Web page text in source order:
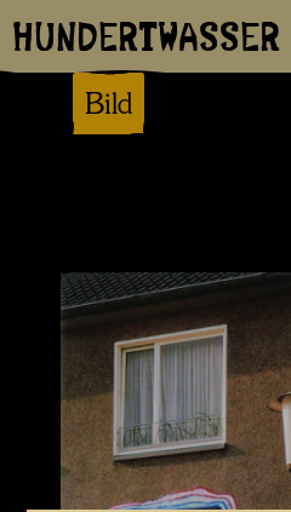
HUNDERTWASSER
Bild